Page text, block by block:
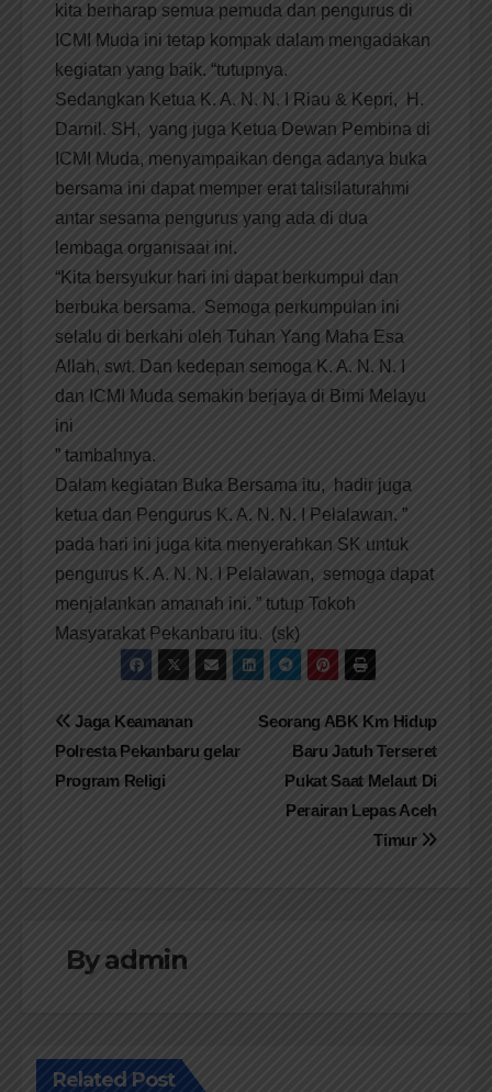
kita berharap semua pemuda dan pengurus di
ICMI Muda ini tetap kompak dalam mengadakan
kegiatan yang baik. “tutupnya.
Sedangkan Ketua K. A. N. N. I Riau & Kepri, H.
Darnil. SH, yang juga Ketua Dewan Pembina di
ICMI Muda, menyampaikan denga adanya buka
bersama ini dapat memper erat talisilaturahmi
antar sesama pengurus yang ada di dua
lembaga organisaai ini.
“Kita bersyukur hari ini dapat berkumpul dan
berbuka bersama. Semoga perkumpulan ini
selalu di berkahi oleh Tuhan Yang Maha Esa
Allah, swt. Dan kedepan semoga K. A. N. N. I
dan ICMI Muda semakin berjaya di Bimi Melayu
ini
” tambahnya.
Dalam kegiatan Buka Bersama itu, hadir juga
ketua dan Pengurus K. A. N. N. I Pelalawan. ”
pada hari ini juga kita menyerahkan SK untuk
pengurus K. A. N. N. I Pelalawan, semoga dapat
menjalankan amanah ini. ” tutup Tokoh
Masyarakat Pekanbaru itu. (sk)
Navigasi
pos
Seorang ABK Km Hidup
Baru Jatuh Terseret
Pukat Saat Melaut Di
Perairan Lepas Aceh
Timur
Jaga Keamanan
Polresta Pekanbaru gelar
Program Religi
Byadmin
Related Post